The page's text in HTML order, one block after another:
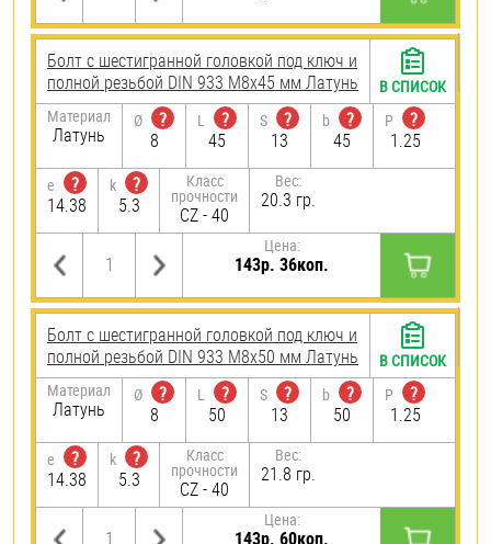
Болт с шестигранной головкой под ключ и
полной резьбой DIN 933 М8х45 мм Латунь
Материал
Латунь
Ø
?
8
L
?
45
S
?
13
b
?
45
P
?
1.25
e
?
14.38
k
?
5.3
Класс
прочности
CZ - 40
Вес:
20.3 гр.
Цена:
143р. 36коп.
В СПИСОК
Болт с шестигранной головкой под ключ и
полной резьбой DIN 933 М8х50 мм Латунь
Материал
Латунь
Ø
?
8
L
?
50
S
?
13
b
?
50
P
?
1.25
e
?
14.38
k
?
5.3
Класс
прочности
CZ - 40
Вес:
21.8 гр.
Цена:
143р. 60коп.
В СПИСОК